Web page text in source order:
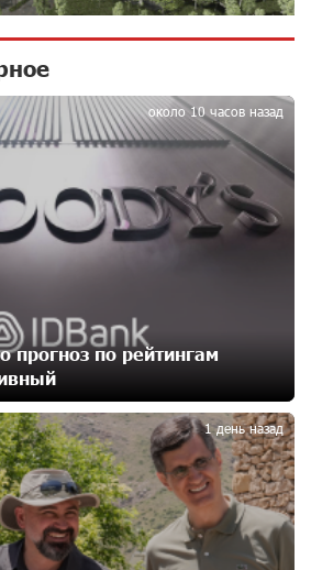
Азербайджан? Аршак
15 дней назад
Ucom в спортивной школе Вайка
солнечная электростанция мощностью
навыки на «Давидбекских
А вас вводят в заблуждение. Аршак
17 дней назад
и обслуживания Ucom в Егварде
прогноз по рейтингам
около 10 часов назад
1 день назад